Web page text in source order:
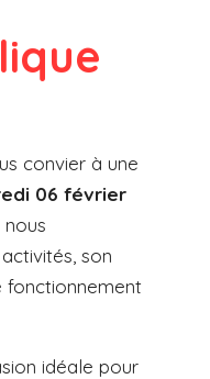
convier à une
06 février
nous
son
fonctionnement
idéale pour